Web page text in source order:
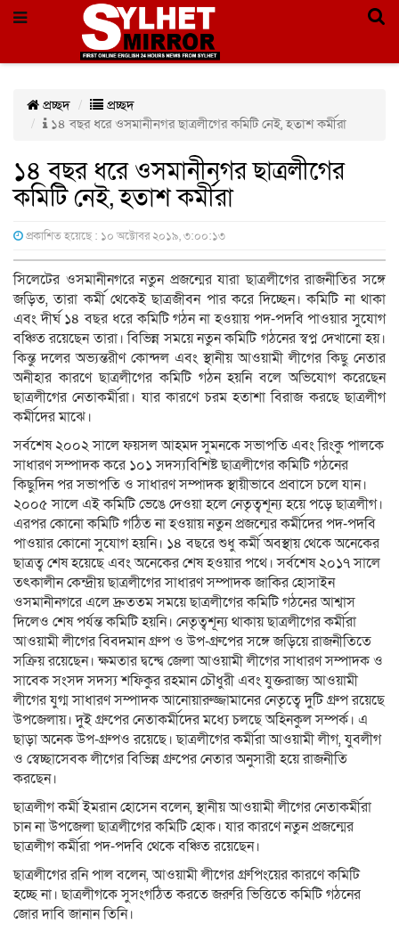
প্রচ্ছদ
প্রচ্ছদ
১৪ বছর ধরে ওসমানীনগর ছাত্রলীগের কমিটি নেই, হতাশ কর্মীরা
১৪ বছর ধরে ওসমানীনগর ছাত্রলীগের
কমিটি নেই, হতাশ কর্মীরা
প্রকাশিত হয়েছে : ১০ অক্টোবর ২০১৯, ৩:০০:১৩
সিলেটের ওসমানীনগরে নতুন প্রজন্মের যারা ছাত্রলীগের রাজনীতির সঙ্গে
জড়িত, তারা কর্মী থেকেই ছাত্রজীবন পার করে দিচ্ছেন। কমিটি না থাকা
এবং দীর্ঘ ১৪ বছর ধরে কমিটি গঠন না হওয়ায় পদ-পদবি পাওয়ার সুযোগ
বঞ্চিত রয়েছেন তারা। বিভিন্ন সময়ে নতুন কমিটি গঠনের স্বপ্ন দেখানো হয়।
কিন্তু দলের অভ্যন্তরীণ কোন্দল এবং স্থানীয় আওয়ামী লীগের কিছু নেতার
অনীহার কারণে ছাত্রলীগের কমিটি গঠন হয়নি বলে অভিযোগ করেছেন
ছাত্রলীগের নেতাকর্মীরা। যার কারণে চরম হতাশা বিরাজ করছে ছাত্রলীগ
কর্মীদের মাঝে।
সর্বশেষ ২০০২ সালে ফয়সল আহমদ সুমনকে সভাপতি এবং রিংকু পালকে
সাধারণ সম্পাদক করে ১০১ সদস্যবিশিষ্ট ছাত্রলীগের কমিটি গঠনের
কিছুদিন পর সভাপতি ও সাধারণ সম্পাদক স্থায়ীভাবে প্রবাসে চলে যান।
২০০৫ সালে এই কমিটি ভেঙে দেওয়া হলে নেতৃত্বশূন্য হয়ে পড়ে ছাত্রলীগ।
এরপর কোনো কমিটি গঠিত না হওয়ায় নতুন প্রজন্মের কর্মীদের পদ-পদবি
পাওয়ার কোনো সুযোগ হয়নি। ১৪ বছরে শুধু কর্মী অবস্থায় থেকে অনেকের
ছাত্রত্ব শেষ হয়েছে এবং অনেকের শেষ হওয়ার পথে। সর্বশেষ ২০১৭ সালে
তৎকালীন কেন্দ্রীয় ছাত্রলীগের সাধারণ সম্পাদক জাকির হোসাইন
ওসমানীনগরে এলে দ্রুততম সময়ে ছাত্রলীগের কমিটি গঠনের আশ্বাস
দিলেও শেষ পর্যন্ত কমিটি হয়নি। নেতৃত্বশূন্য থাকায় ছাত্রলীগের কর্মীরা
আওয়ামী লীগের বিবদমান গ্রুপ ও উপ-গ্রুপের সঙ্গে জড়িয়ে রাজনীতিতে
সক্রিয় রয়েছেন। ক্ষমতার দ্বন্দ্বে জেলা আওয়ামী লীগের সাধারণ সম্পাদক ও
সাবেক সংসদ সদস্য শফিকুর রহমান চৌধুরী এবং যুক্তরাজ্য আওয়ামী
লীগের যুগ্ম সাধারণ সম্পাদক আনোয়ারুজ্জামানের নেতৃত্বে দুটি গ্রুপ রয়েছে
উপজেলায়। দুই গ্রুপের নেতাকর্মীদের মধ্যে চলছে অহিনকুল সম্পর্ক। এ
ছাড়া অনেক উপ-গ্রুপও রয়েছে। ছাত্রলীগের কর্মীরা আওয়ামী লীগ, যুবলীগ
ও স্বেচ্ছাসেবক লীগের বিভিন্ন গ্রুপের নেতার অনুসারী হয়ে রাজনীতি
করছেন।
ছাত্রলীগ কর্মী ইমরান হোসেন বলেন, স্থানীয় আওয়ামী লীগের নেতাকর্মীরা
চান না উপজেলা ছাত্রলীগের কমিটি হোক। যার কারণে নতুন প্রজন্মের
ছাত্রলীগ কর্মীরা পদ-পদবি থেকে বঞ্চিত রয়েছেন।
ছাত্রলীগের রনি পাল বলেন, আওয়ামী লীগের গ্রুপিংয়ের কারণে কমিটি
হচ্ছে না। ছাত্রলীগকে সুসংগঠিত করতে জরুরি ভিত্তিতে কমিটি গঠনের
জোর দাবি জানান তিনি।